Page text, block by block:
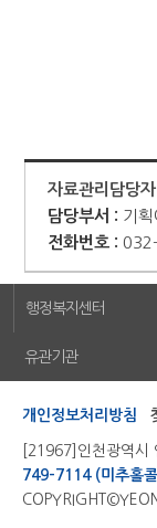
자료관리담당자
담당부서 : 기획
전화번호 :
행정복지센터
유관기관
개인정보처리방침
[21967]인천광역시
749-7114 (미추홀